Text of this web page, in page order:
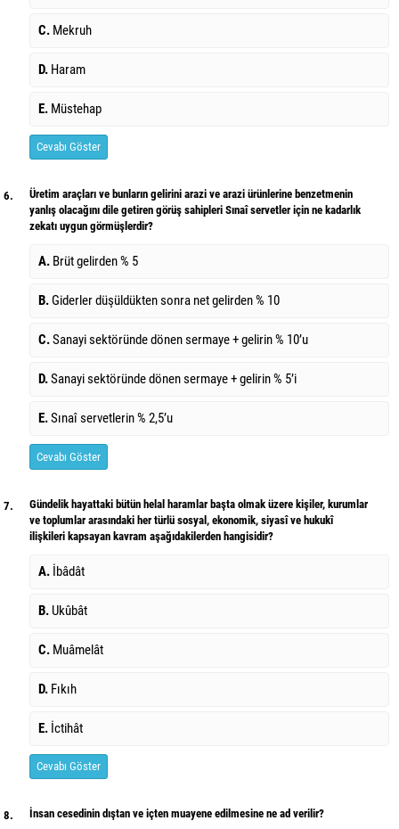
C. Mekruh
D. Haram
E. Müstehap
Cevabı Göster
6.
Üretim araçları ve bunların gelirini arazi ve arazi ürünlerine benzetmenin
yanlış olacağını dile getiren görüş sahipleri Sınaî servetler için ne kadarlık
zekatı uygun görmüşlerdir?
A. Brüt gelirden % 5
B.Giderler düşüldükten sonra net gelirden % 10
C.Sanayi sektöründe dönen sermaye + gelirin % 10’u
D.Sanayi sektöründe dönen sermaye + gelirin % 5’i
E.Sınaî servetlerin % 2,5’u
Cevabı Göster
7.
Gündelik hayattaki bütün helal haramlar başta olmak üzere kişiler, kurumlar
ve toplumlar arasındaki her türlü sosyal, ekonomik, siyasî ve hukukî
ilişkileri kapsayan kavram aşağıdakilerden hangisidir?
A. İbâdât
B. Ukûbât
C. Muâmelât
D. Fıkıh
E. İctihât
Cevabı Göster
8. İnsan cesedinin dıştan ve içten muayene edilmesine ne ad verilir?